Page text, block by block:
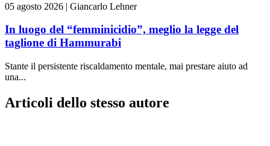
05 agosto 2026 | Giancarlo Lehner
In luogo del “femminicidio”, meglio la legge del
taglione di Hammurabi
Stante il persistente riscaldamento mentale, mai prestare aiuto ad
una...
Articoli dello stesso autore